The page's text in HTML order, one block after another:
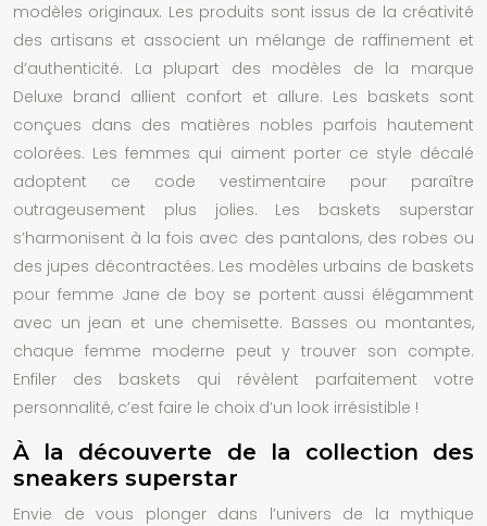
modèles originaux. Les produits sont issus de la créativité
des artisans et associent un mélange de raffinement et
d’authenticité. La plupart des modèles de la marque
Deluxe brand allient confort et allure. Les baskets sont
conçues dans des matières nobles parfois hautement
colorées. Les femmes qui aiment porter ce style décalé
adoptent ce code vestimentaire pour paraître
outrageusement plus jolies. Les baskets superstar
s’harmonisent à la fois avec des pantalons, des robes ou
des jupes décontractées. Les modèles urbains de baskets
pour femme Jane de boy se portent aussi élégamment
avec un jean et une chemisette. Basses ou montantes,
chaque femme moderne peut y trouver son compte.
Enfiler des baskets qui révèlent parfaitement votre
personnalité, c’est faire le choix d’un look irrésistible !
À la découverte de la collection des
sneakers superstar
Envie de vous plonger dans l’univers de la mythique